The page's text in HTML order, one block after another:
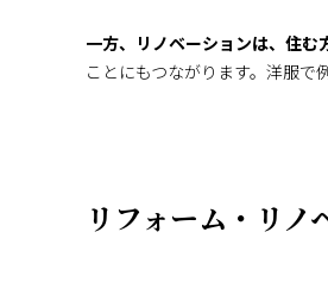
一方、リノベーションは、住む
ことにもつながります。洋服で
リフォーム・リノ